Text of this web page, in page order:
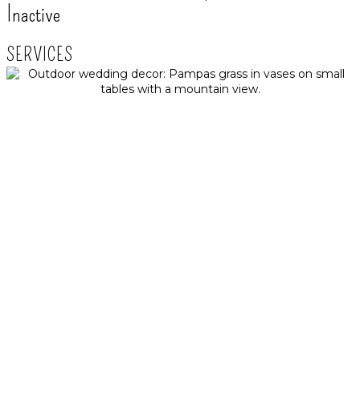
Inactive
SERVICES